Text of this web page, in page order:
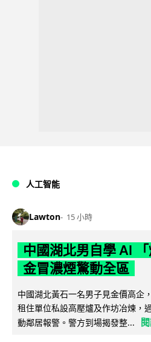
人工智能
Lawton 15 小時
中國湖北男自學 AI
金冒濃煙驚動全區
中國湖北黃石一名男子見金價高企
租住單位私設高壓爐及作坊冶煉，
動鄰居報警。警方到場揭發整...